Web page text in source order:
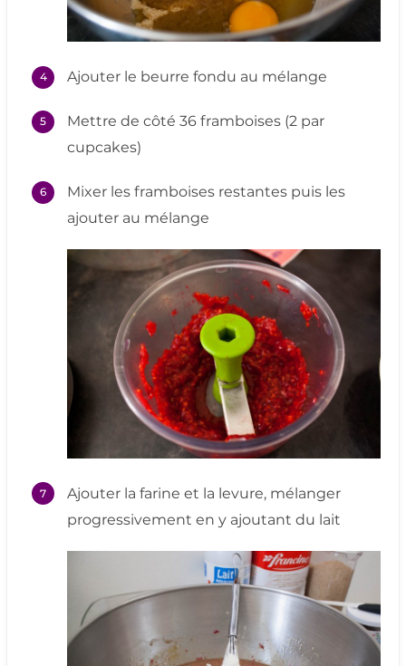
Ajouter le beurre fondu au mélange
Mettre de côté 36 framboises (2 par
cupcakes)
Mixer les framboises restantes puis les
ajouter au mélange
Ajouter la farine et la levure, mélanger
progressivement en y ajoutant du lait